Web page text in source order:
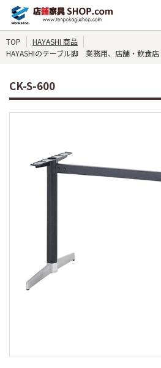
TOP
HAYASHI 商品
HAYASHIのテーブル脚 業務用、店舗・飲食
CK-S-600